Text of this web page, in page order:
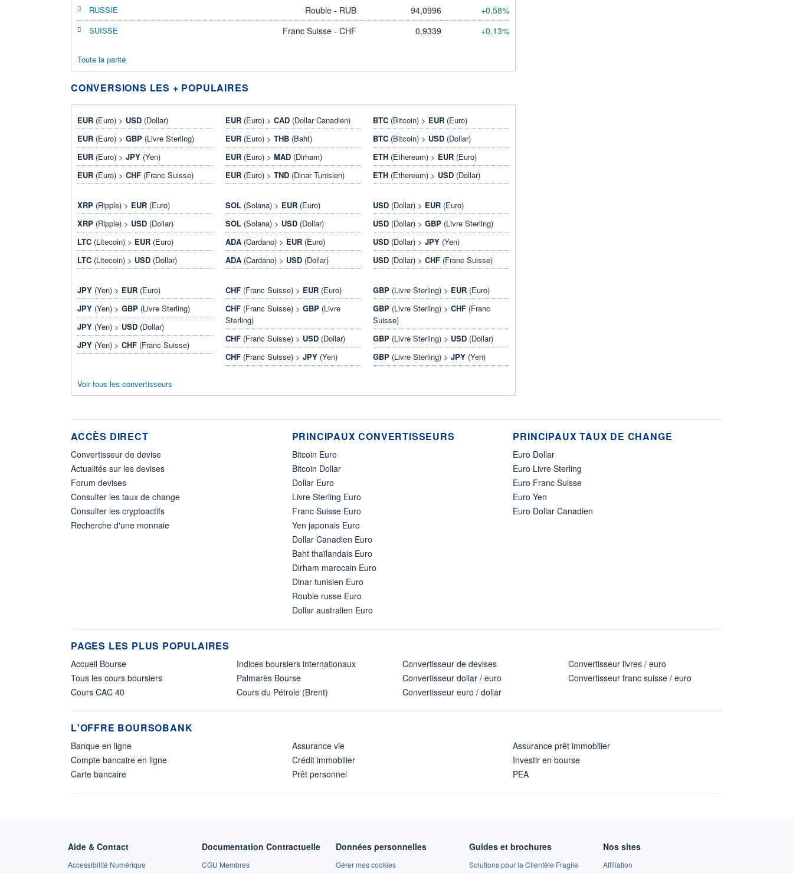
RUSSIE Rouble - RUB 94,0996 +0,58%
SUISSE Franc Suisse - CHF 0,9339 +0,13%
Toute la parité
CONVERSIONS LES + POPULAIRES
EUR (Euro) > USD (Dollar)
EUR (Euro) > GBP (Livre Sterling)
EUR (Euro) > JPY (Yen)
EUR (Euro) > CHF (Franc Suisse)
EUR(Euro) > CAD(Dollar Canadien)
EUR(Euro) > THB(Baht)
EUR(Euro) > MAD(Dirham)
EUR(Euro) > TND(Dinar Tunisien)
BTC (Bitcoin) > EUR (Euro)
BTC (Bitcoin) > USD (Dollar)
ETH (Ethereum) > EUR (Euro)
ETH (Ethereum) > USD (Dollar)
XRP (Ripple) > EUR (Euro)
XRP (Ripple) > USD (Dollar)
LTC (Litecoin) > EUR (Euro)
LTC (Litecoin) > USD (Dollar)
SOL(Solana) > EUR(Euro)
SOL(Solana) > USD(Dollar)
ADA(Cardano) > EUR(Euro)
ADA(Cardano) > USD(Dollar)
USD (Dollar) > EUR (Euro)
USD (Dollar) >GBP (Livre Sterling)
USD (Dollar) >JPY (Yen)
USD (Dollar) >CHF (Franc Suisse)
JPY (Yen) > EUR (Euro)
JPY (Yen) > GBP (Livre Sterling)
JPY (Yen) > USD (Dollar)
JPY (Yen) > CHF (Franc Suisse)
CHF(Franc Suisse) > EUR(Euro)
CHF(Franc Suisse) > GBP(Livre
Sterling)
CHF(Franc Suisse) > USD(Dollar)
CHF(Franc Suisse) > JPY(Yen)
GBP (Livre Sterling) > EUR (Euro)
GBP (Livre Sterling) >CHF (Franc
Suisse)
GBP (Livre Sterling) > USD (Dollar)
GBP (Livre Sterling) >JPY (Yen)
Voir tous les convertisseurs
ACCÈS DIRECT
Convertisseur de devise
Actualités sur les devises
Forum devises
Consulter les taux de change
Consulter les cryptoactifs
Recherche d'une monnaie
PRINCIPAUX CONVERTISSEURS
Bitcoin Euro
Bitcoin Dollar
Dollar Euro
Livre Sterling Euro
Franc Suisse Euro
Yen japonais Euro
Dollar Canadien Euro
Baht thaïlandais Euro
Dirham marocain Euro
Dinar tunisien Euro
Rouble russe Euro
Dollar australien Euro
PRINCIPAUX TAUX DE CHANGE
Euro Dollar
Euro Livre Sterling
Euro Franc Suisse
Euro Yen
Euro Dollar Canadien
PAGES LES PLUS POPULAIRES
Accueil Bourse
Tous les cours boursiers
Cours CAC 40
Indices boursiers internationaux
Palmarès Bourse
Cours du Pétrole (Brent)
Convertisseur de devises
Convertisseur dollar / euro
Convertisseur euro / dollar
Convertisseur livres / euro
Convertisseur franc suisse / euro
L'OFFRE BOURSOBANK
Banque en ligne
Compte bancaire en ligne
Carte bancaire
Assurance vie
Crédit immobilier
Prêt personnel
Assurance prêt immobilier
Investir en bourse
PEA
Aide & Contact
Accessibilité Numérique
Documentation Contractuelle
CGU Membres
Données personnelles
Gérer mes cookies
Guides et brochures
Solutions pour la Clientèle Fragile
Nos sites
Affiliation